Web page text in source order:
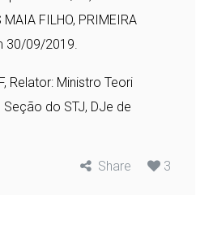
MAIA FILHO, PRIMEIRA
30/09/2019.
Relator: Ministro Teori
do STJ, DJe de
Share 3